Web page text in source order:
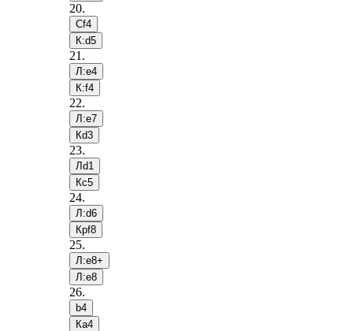
20.
Сf4
К:d5
21 .
Л:e4
К:f4
22.
Л:e7
Кd3
23.
Лd1
Кc5
24.
Л:d6
Крf8
25.
Л:e8+
Л:e8
26.
b4
Кa4